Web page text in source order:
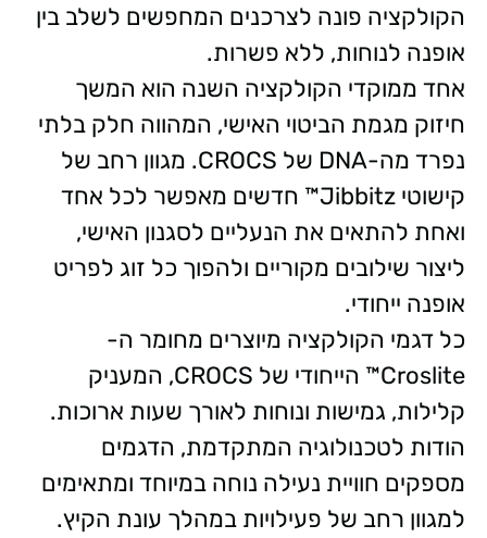
הקולקציה פונה לצרכנים המחפשים לשלב בין
אופנה לנוחות, ללא פשרות.
אחד ממוקדי הקולקציה השנה הוא המשך
חיזוק מגמת הביטוי האישי, המהווה חלק בלתי
נפרד מה-DNA של CROCS. מגוון רחב של
קישוטי Jibbitz™ חדשים מאפשר לכל אחד
ואחת להתאים את הנעליים לסגנון האישי,
ליצור שילובים מקוריים ולהפוך כל זוג לפריט
אופנה ייחודי.
כל דגמי הקולקציה מיוצרים מחומר ה-
Croslite™ הייחודי של CROCS, המעניק
קלילות, גמישות ונוחות לאורך שעות ארוכות.
הודות לטכנולוגיה המתקדמת, הדגמים
מספקים חוויית נעילה נוחה במיוחד ומתאימים
למגוון רחב של פעילויות במהלך עונת הקיץ.